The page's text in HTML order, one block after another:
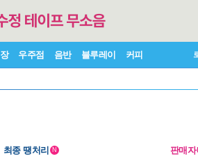
우주점 음반 블루레이 커피
최종 땡처리 N 판매자